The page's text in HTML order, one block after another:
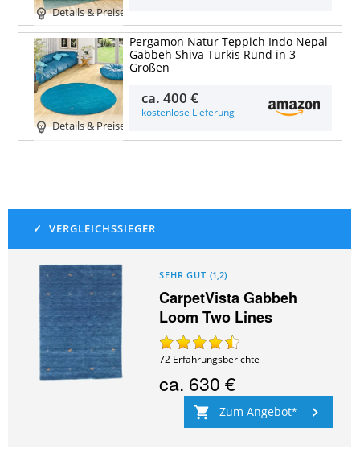
Details & Preise
Details & Preise
Pergamon Natur Teppich Indo Nepal
Gabbeh Shiva Türkis Rund in 3
Größen
ca.400 €
kostenlose Lieferung
SEHR GUT (1,2)
CarpetVista Gabbeh
Loom Two Lines
72 Erfahrungsberichte
ca. 630 €
Zum Angebot